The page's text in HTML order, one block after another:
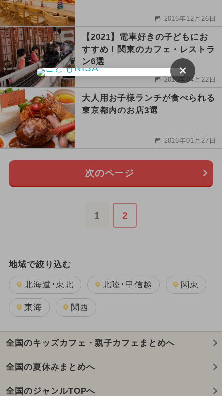
2016年12月26日
【2021】電車好きの子どもにお
すすめ！関東のカフェ・レストラ
ン6選
2016年04月22日
大人用お子様ランチが食べられる
東京都内のお店3選
2016年01月27日
次のページ
1 2
地域で絞り込む
北海道･東北 北陸･甲信越 関東
東海 関西
全国のキッズカフェ・親子カフェまとめへ
全国の夏休みまとめへ
全国のジャンルTOPへ
×